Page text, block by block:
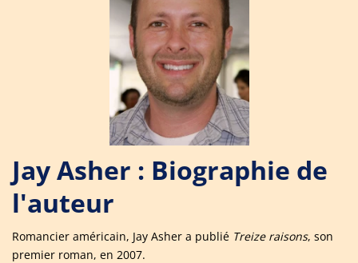
Jay Asher : Biographie de
l'auteur
Romancier américain, Jay Asher a publié Treize raisons, son
premier roman, en 2007.